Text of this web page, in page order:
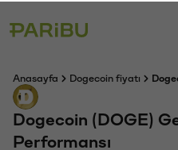
Anasayfa Dogecoin fiyatı
Dogecoin (DOGE)
Performansı